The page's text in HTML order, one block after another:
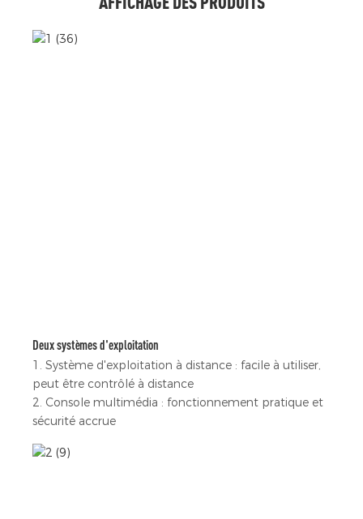
Deux systèmes d'exploitation
1. Système d'exploitation à distance : facile à utiliser,
peut être contrôlé à distance
2. Console multimédia : fonctionnement pratique et
sécurité accrue